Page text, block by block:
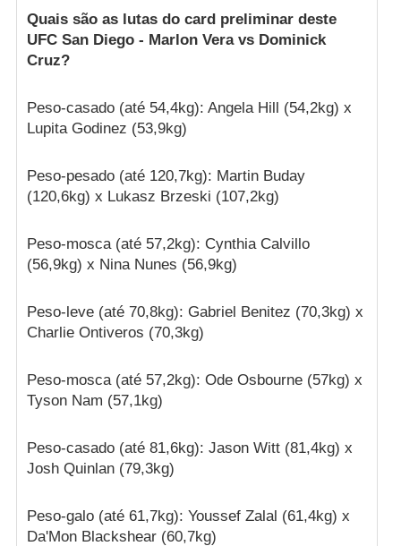
Quais são as lutas do card preliminar deste
UFC San Diego - Marlon Vera vs Dominick
Cruz?
Peso-casado (até 54,4kg): Angela Hill (54,2kg) x
Lupita Godinez (53,9kg)
Peso-pesado (até 120,7kg): Martin Buday
(120,6kg) x Lukasz Brzeski (107,2kg)
Peso-mosca (até 57,2kg): Cynthia Calvillo
(56,9kg) x Nina Nunes (56,9kg)
Peso-leve (até 70,8kg): Gabriel Benitez (70,3kg) x
Charlie Ontiveros (70,3kg)
Peso-mosca (até 57,2kg): Ode Osbourne (57kg) x
Tyson Nam (57,1kg)
Peso-casado (até 81,6kg): Jason Witt (81,4kg) x
Josh Quinlan (79,3kg)
Peso-galo (até 61,7kg): Youssef Zalal (61,4kg) x
Da'Mon Blackshear (60,7kg)